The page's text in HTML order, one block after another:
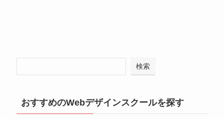
検索
おすすめのWebデザインスクールを探す